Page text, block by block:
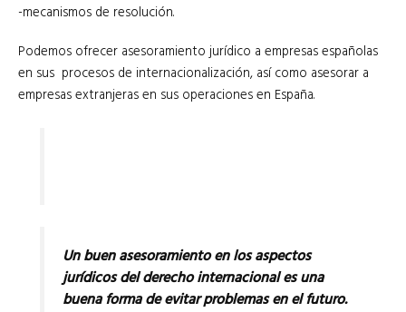
-mecanismos de resolución.
Podemos ofrecer asesoramiento jurídico a empresas españolas
en sus procesos de internacionalización, así como asesorar a
empresas extranjeras en sus operaciones en España.
Un buen asesoramiento en los aspectos
jurídicos del derecho internacional es una
buena forma de evitar problemas en el futuro.